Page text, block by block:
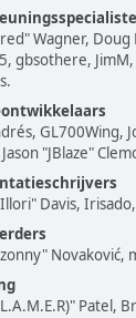
Wagner,
gbsothere,
GL700Wing,
"JBlaze"
Davis,
Novaković,
Patel,